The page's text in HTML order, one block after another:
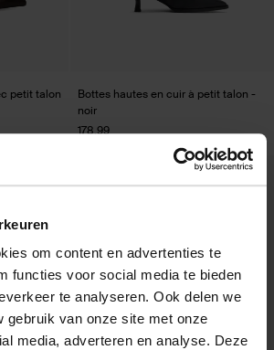
om content en advertenties te
functies voor social media te bieden
te analyseren. Ook delen we
gebruik van onze site met onze
media, adverteren en analyse. Deze
petit talon
Bottes hautes en cuir à petit talon -
noir
178.99